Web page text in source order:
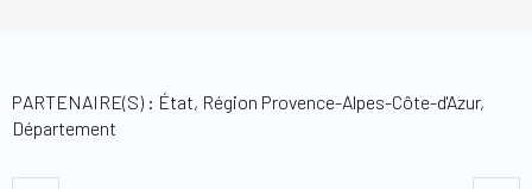
PARTENAIRE(S) : État, Région Provence-Alpes-Côte-d'Azur,
Département